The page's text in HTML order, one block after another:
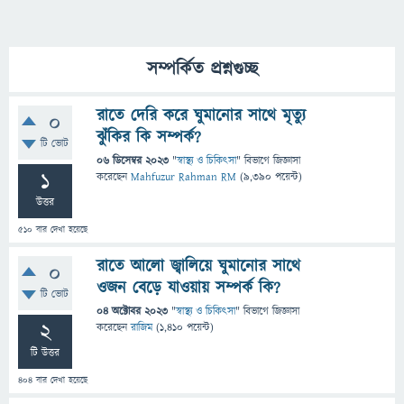
সম্পর্কিত প্রশ্নগুচ্ছ
0
টি ভোট
1
উত্তর
510 বার দেখা হয়েছে
রাতে দেরি করে ঘুমানোর সাথে মৃত্যু
ঝুঁকির কি সম্পর্ক?
06 ডিসেম্বর 2023 "স্বাস্থ্য ও চিকিৎসা" বিভাগে জিজ্ঞাসা
করেছেনMahfuzur Rahman RM (9,390 পয়েন্ট)
0
টি ভোট
2
টি উত্তর
404 বার দেখা হয়েছে
রাতে আলো জ্বালিয়ে ঘুমানোর সাথে
ওজন বেড়ে যাওয়ায় সম্পর্ক কি?
04 অক্টোবর 2023 "স্বাস্থ্য ও চিকিৎসা" বিভাগে জিজ্ঞাসা
করেছেনরাজিম (1,410 পয়েন্ট)